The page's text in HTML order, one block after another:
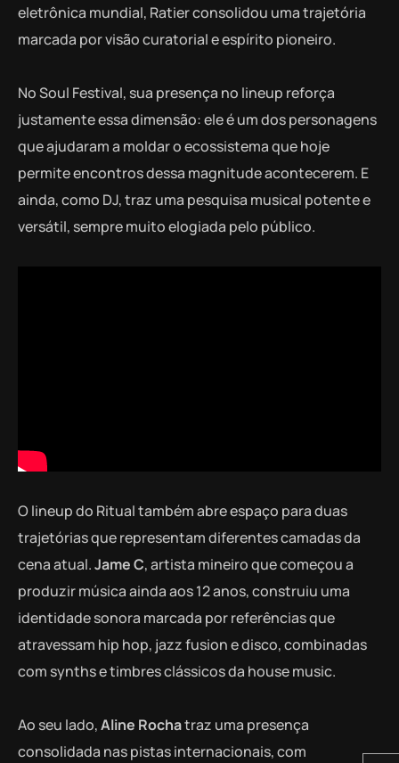
eletrônica mundial, Ratier consolidou uma trajetória
marcada por visão curatorial e espírito pioneiro.
No Soul Festival, sua presença no lineup reforça
justamente essa dimensão: ele é um dos personagens
que ajudaram a moldar o ecossistema que hoje
permite encontros dessa magnitude acontecerem. E
ainda, como DJ, traz uma pesquisa musical potente e
versátil, sempre muito elogiada pelo público.
O lineup do Ritual também abre espaço para duas
trajetórias que representam diferentes camadas da
cena atual.Jame C, artista mineiro que começou a
produzir música ainda aos 12 anos, construiu uma
identidade sonora marcada por referências que
atravessam hip hop, jazz fusion e disco, combinadas
com synths e timbres clássicos da house music.
Ao seu lado,Aline Rochatraz uma presença
consolidada nas pistas internacionais, com